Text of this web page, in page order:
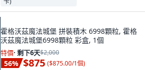
霍格沃茲魔法城堡 拼裝積木 6998顆粒, 霍格
沃茲魔法城堡6998顆粒 彩盒, 1個
特價· 剩下6天$2,000
56% $875 ($875.00/1個)